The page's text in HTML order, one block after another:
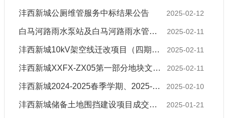
2025-02-12
沣西新城公厕维管服务中标结果公告
2025-02-11
白马河路雨水泵站及白马河路雨水管网清淤项目中标结果公告
2025-02-11
沣西新城10kV架空线迁改项目（四期）招标公告
2025-02-11
沣西新城XXFX-ZX05第一部分地块文物考古勘探项目招标公告
2025-02-10
沣西新城2024-2025春季学期、2025-2026秋季学期营养改善计划食材采购(二次)招标公告
2025-01-21
沣西新城储备土地围挡建设项目成交结果公告